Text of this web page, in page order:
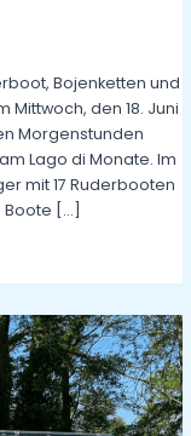
Bojenketten und
den 18. Juni
Morgenstunden
Lago di Monate. Im
mit 17 Ruderbooten
[…]